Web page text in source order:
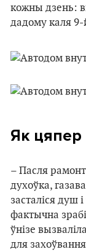
кожны дзень:
дадому каля 9-
Як цяпер
– Пасля
духоўка,
засталіся душ
фактычна
ўнізе
для